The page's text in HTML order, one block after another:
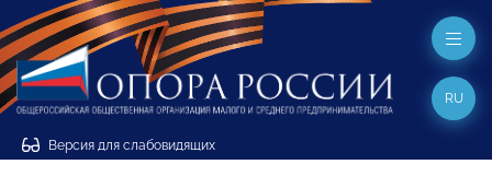
Версия для слабовидящих
RU